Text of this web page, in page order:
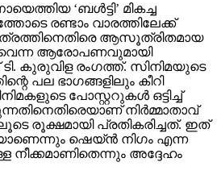
‘ബൾട്ടി’ മികച്ച
രണ്ടാം വാരത്തിലേക്ക്
ആസൂത്രിതമായ
ആരോപണവുമായി
കുരുവിള രംഗത്ത്. സിനിമയുടെ
പല ഭാഗങ്ങളിലും കീറി
പോസ്റ്ററുകൾ ഒട്ടിച്ച്
നിർമ്മാതാവ്
രൂക്ഷമായി പ്രതികരിച്ചത്. ഇത്
ഷെയ്ൻ നിഗം എന്ന
നീക്കമാണിതെന്നും അദ്ദേഹം